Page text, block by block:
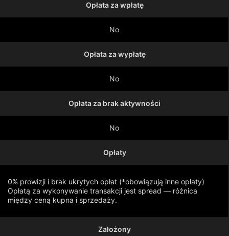
Opłata za wpłatę
No
Opłata za wypłatę
No
Opłata za brak aktywności
No
Opłaty
0% prowizji i brak ukrytych opłat (*obowiązują inne opłaty)
Opłatą za wykonywanie transakcji jest spread — różnica
między ceną kupna i sprzedaży.
Założony